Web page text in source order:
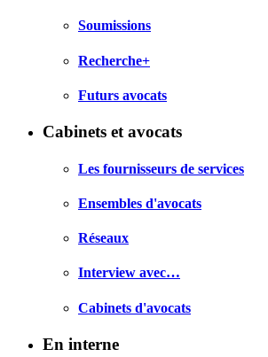
Soumissions
Recherche+
Futurs avocats
Cabinets et avocats
Les fournisseurs de services
Ensembles d'avocats
Réseaux
Interview avec…
Cabinets d'avocats
En interne